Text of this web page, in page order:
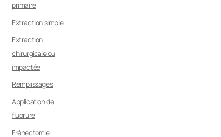
primaire
Extraction simple
Extraction
chirurgicale ou
impactée
Remplissages
Application de
fluorure
Frénectomie